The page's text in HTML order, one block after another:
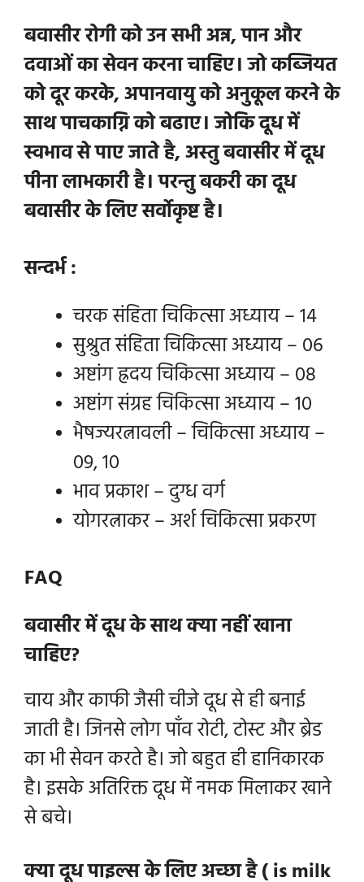
बवासीर रोगी को उन सभी अन्न, पान और
दवाओं का सेवन करना चाहिए। जो कब्जियत
को दूर करके, अपानवायु को अनुकूल करने के
साथ पाचकाग्नि को बढाए। जोकि दूध में
स्वभाव से पाए जाते है, अस्तु बवासीर में दूध
पीना लाभकारी है। परन्तु बकरी का दूध
बवासीर के लिए सर्वोकृष्ट है।
सन्दर्भ :
चरक संहिता चिकित्सा अध्याय – 14
सुश्रुत संहिता चिकित्सा अध्याय – 06
अष्टांग ह्रदय चिकित्सा अध्याय – 08
अष्टांग संग्रह चिकित्सा अध्याय – 10
भैषज्यरत्नावली – चिकित्सा अध्याय –
09, 10
भाव प्रकाश – दुग्ध वर्ग
योगरत्नाकर – अर्श चिकित्सा प्रकरण
FAQ
बवासीर में दूध के साथ क्या नहीं खाना
चाहिए?
चाय और काफी जैसी चीजे दूध से ही बनाई
जाती है। जिनसे लोग पाँव रोटी, टोस्ट और ब्रेड
का भी सेवन करते है। जो बहुत ही हानिकारक
है। इसके अतिरिक्त दूध में नमक मिलाकर खाने
से बचे।
क्या दूध पाइल्स के लिए अच्छा है ( is milk